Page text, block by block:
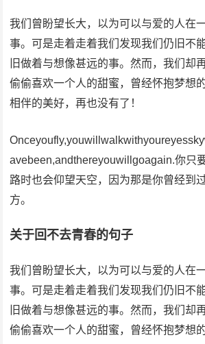
我们曾盼望长大，以为可以与爱的人在
事。可是走着走着我们发现我们仍旧不
旧做着与想像甚远的事。然而，我们却
偷偷喜欢一个人的甜蜜，曾经怀抱梦想
相伴的美好，再也没有了！
avebeen,andthereyouwillgoagain.你只
路时也会仰望天空，因为那是你曾经到
方。
关于回不去青春的句子
我们曾盼望长大，以为可以与爱的人在
事。可是走着走着我们发现我们仍旧不
旧做着与想像甚远的事。然而，我们却
偷偷喜欢一个人的甜蜜，曾经怀抱梦想